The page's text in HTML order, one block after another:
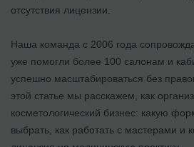
отсутствия лицензии.
Наша команда с 2006 года
уже помогли более 100 салонам и
успешно масштабироваться без
этой статье мы расскажем, как
косметологический бизнес: какую
выбрать, как работать с мастерами и